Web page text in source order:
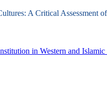
A Critical Assessment
in Western and